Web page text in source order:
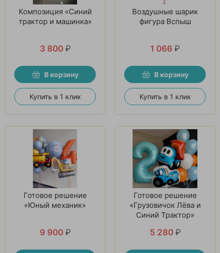
Композиция «Синий
трактор и машинка»
3 800 ₽
В корзину
Купить в 1 клик
Воздушные шарик
фигура Вспыш
1 066 ₽
В корзину
Купить в 1 клик
Готовое решение
«Юный механик»
9 900 ₽
Готовое решение
«Грузовичок Лёва и
Синий Трактор»
5 280 ₽